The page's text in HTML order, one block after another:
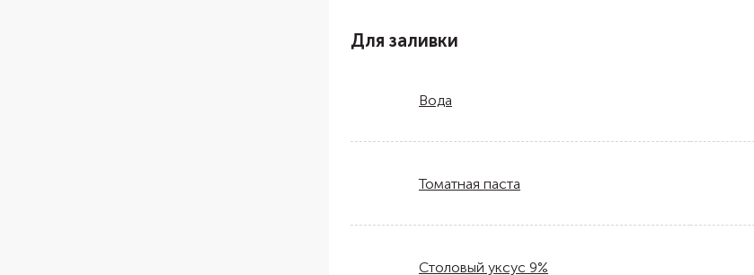
Для заливки
Вода
Томатная паста
Столовый уксус 9%